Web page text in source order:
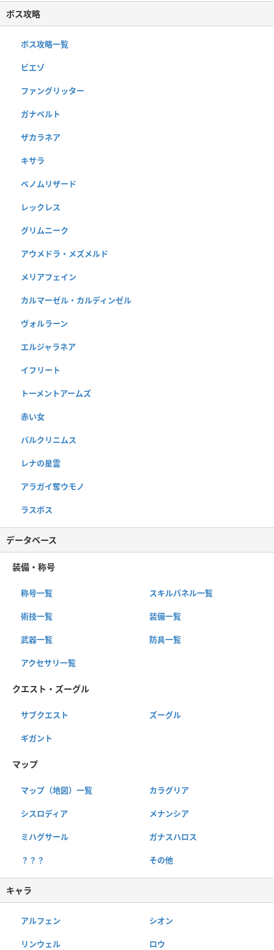
ボス攻略
ボス攻略一覧
ビエゾ
ファングリッター
ガナベルト
ザカラネア
キサラ
ベノムリザード
レックレス
グリムニーク
アウメドラ・メズメルド
メリアフェイン
カルマーゼル・カルディンゼル
ヴォルラーン
エルジャラネア
イフリート
トーメントアームズ
赤い女
バルクリニムス
レナの星霊
アラガイ奪ウモノ
ラスボス
データベース
装備・称号
称号一覧 スキルパネル一覧
術技一覧 装備一覧
武器一覧 防具一覧
アクセサリ一覧
クエスト・ズーグル
サブクエスト ズーグル
ギガント
マップ
マップ（地図）一覧 カラグリア
シスロディア メナンシア
ミハグサール ガナスハロス
？？？ その他
キャラ
アルフェン シオン
リンウェル ロウ